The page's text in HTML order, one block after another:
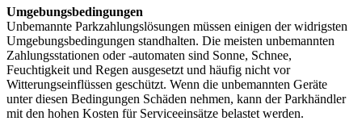
Umgebungsbedingungen
Unbemannte Parkzahlungslösungen müssen einigen der widrigsten
Umgebungsbedingungen standhalten. Die meisten unbemannten
Zahlungsstationen oder -automaten sind Sonne, Schnee,
Feuchtigkeit und Regen ausgesetzt und häufig nicht vor
Witterungseinflüssen geschützt. Wenn die unbemannten Geräte
unter diesen Bedingungen Schäden nehmen, kann der Parkhändler
mit den hohen Kosten für Serviceeinsätze belastet werden.